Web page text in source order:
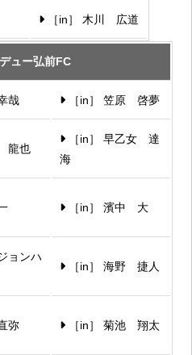
［in］ 木川 広道
ュー弘前FC
哉 ［in］ 笠原 啓夢
龍也
［in］ 早乙女 達
海
［in］ 濱中 大
ョンハ
［in］ 海野 捷人
弥 ［in］ 菊池 翔太